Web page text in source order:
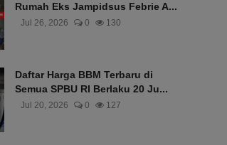
Rumah Eks Jampidsus Febrie A...
Jul 26, 2026 0 130
Daftar Harga BBM Terbaru di
Semua SPBU RI Berlaku 20 Ju...
Jul 20, 2026 0 127